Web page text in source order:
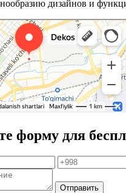
дизайнов и
форму для
Отправить